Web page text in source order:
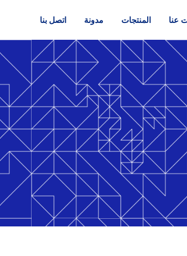
عنا المنتجات مدونة اتصل بنا